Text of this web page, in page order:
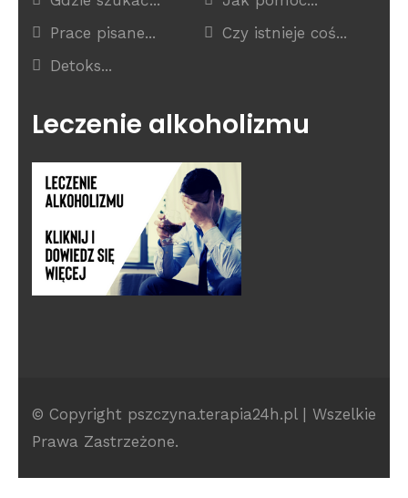
Prace pisane...
Czy istnieje coś...
Detoks...
Leczenie alkoholizmu
© Copyright pszczyna.terapia24h.pl | Wszelkie
Prawa Zastrzeżone.